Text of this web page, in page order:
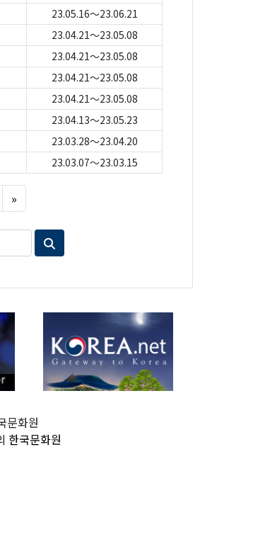
23.05.16～23.06.21
23.04.21～23.05.08
23.04.21～23.05.08
23.04.21～23.05.08
23.04.21～23.05.08
23.04.13～23.05.23
23.03.28～23.04.20
23.03.07～23.03.15
»
문화원
한국문화원